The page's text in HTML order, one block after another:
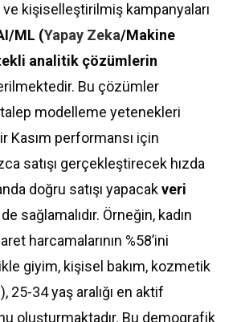
kişiselleştirilmiş kampanyaları
ML (Yapay Zeka/Makine
analitik çözümlerin
Bu çözümler
modelleme yetenekleri
Kasım performansı için
satışı gerçekleştirecek hızda
doğru satışı yapacakveri
de sağlamalıdır. Örneğin, kadın
harcamalarının %58’ini
giyim, kişisel bakım, kozmetik
25-34 yaş aralığı en aktif
oluşturmaktadır. Bu demografik